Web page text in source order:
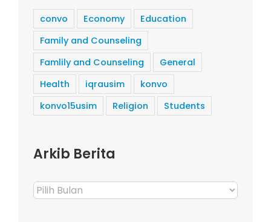
convo Economy
Education
Family and Counseling
Famlily and Counseling
General
Health
iqrausim
konvo
konvo15usim
Religion Students
Arkib Berita
Arkib
Berita